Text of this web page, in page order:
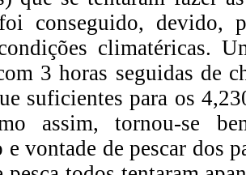
conseguido, devido,
climatéricas.
3 horas seguidas de
suficientes para os
assim, tornou-se
vontade de pescar dos